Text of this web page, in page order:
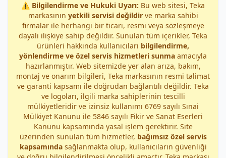
⚠️ Bilgilendirme ve Hukuki Uyarı: Bu web sitesi, Teka
markasının yetkili servisi değildirve marka sahibi
firmalar ile herhangi bir ticari, resmi veya sözleşmeye
dayalı ilişkiye sahip değildir. Sunulan tüm içerikler, Teka
ürünleri hakkında kullanıcıları bilgilendirme,
yönlendirme ve özel servis hizmetleri sunma amacıyla
hazırlanmıştır. Web sitemizde yer alan arıza, bakım,
montaj ve onarım bilgileri, Teka markasının resmi talimat
ve garanti kapsamı ile doğrudan bağlantılı değildir. Teka
ve logoları, ilgili marka sahiplerinin tescilli
mülkiyetleridir ve izinsiz kullanımı 6769 sayılı Sınai
Mülkiyet Kanunu ile 5846 sayılı Fikir ve Sanat Eserleri
Kanunu kapsamında yasal işlem gerektirir. Site
üzerinden sunulan tüm hizmetler, bağımsız özel servis
kapsamındasağlanmakta olup, kullanıcıların güvenliği